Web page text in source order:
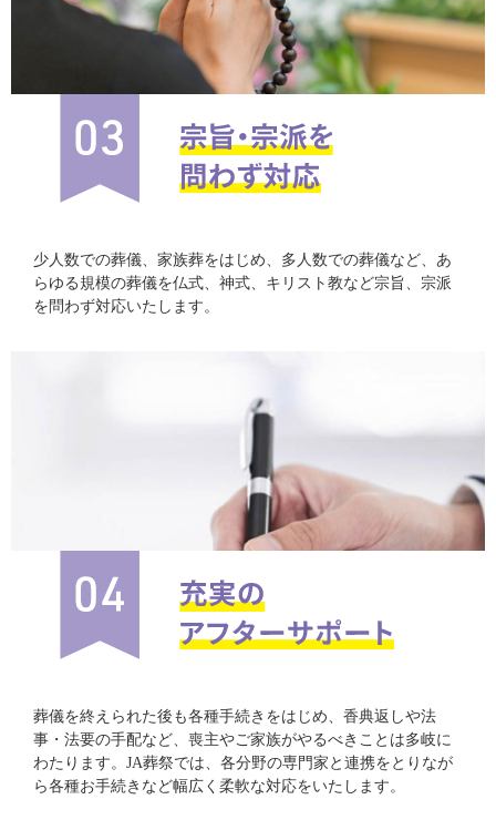
少人数での葬儀、家族葬をはじめ、多人数での葬儀など、あ
らゆる規模の葬儀を仏式、神式、キリスト教など宗旨、宗派
を問わず対応いたします。
葬儀を終えられた後も各種手続きをはじめ、香典返しや法
事・法要の手配など、喪主やご家族がやるべきことは多岐に
わたります。JA葬祭では、各分野の専門家と連携をとりなが
ら各種お手続きなど幅広く柔軟な対応をいたします。